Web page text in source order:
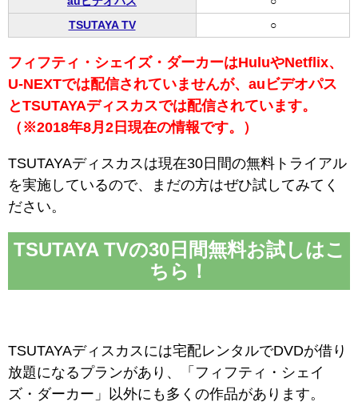
TSUTAYA TV
○
フィフティ・シェイズ・ダーカーはHuluやNetflix、
U-NEXTでは配信されていませんが、auビデオパス
とTSUTAYAディスカスでは配信されています。
（※2018年8月2日現在の情報です。）
TSUTAYAディスカスは現在30日間の無料トライアル
を実施しているので、まだの方はぜひ試してみてく
ださい。
TSUTAYA TVの30日間無料お試しはこ
ちら！
TSUTAYAディスカスには宅配レンタルでDVDが借り
放題になるプランがあり、「フィフティ・シェイ
ズ・ダーカー」以外にも多くの作品があります。